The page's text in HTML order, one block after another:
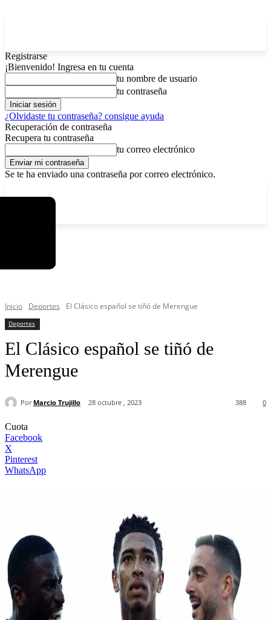
Registrarse
¡Bienvenido! Ingresa en tu cuenta
tu nombre de usuario
tu contraseña
¿Olvidaste tu contraseña? consigue ayuda
Recuperación de contraseña
Recupera tu contraseña
tu correo electrónico
Se te ha enviado una contraseña por correo electrónico.
Inicio Deportes El Clásico español se tiñó de Merengue
Deportes
El Clásico español se tiñó de
Merengue
Por Marcio Trujillo 28 octubre , 2023 0
388
Cuota
Facebook
X
Pinterest
WhatsApp